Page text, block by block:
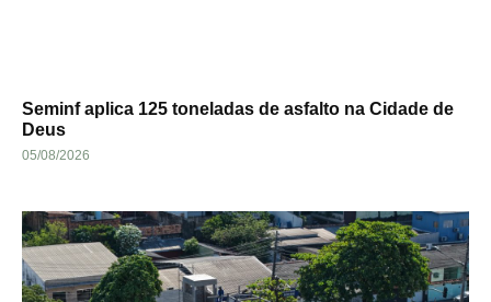
Seminf aplica 125 toneladas de asfalto na Cidade de
Deus
05/08/2026